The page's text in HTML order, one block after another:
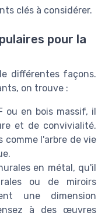
clés à considérer.
pour la
différentes façons.
on trouve :
ou en bois massif, il
et de convivialité.
comme l'arbre de vie
en métal, qu'il
ou de miroirs
une dimension
à des œuvres